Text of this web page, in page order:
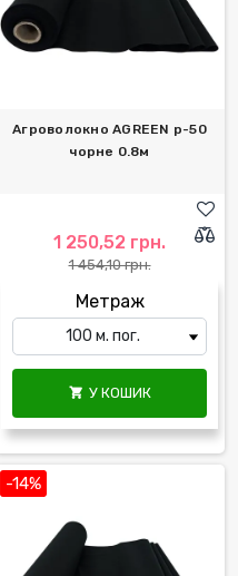
Агроволокно AGREEN р-50
чорне 0.8м
1 250,52 грн.
1 454,10 грн.
Метраж
 У КОШИК
-14%